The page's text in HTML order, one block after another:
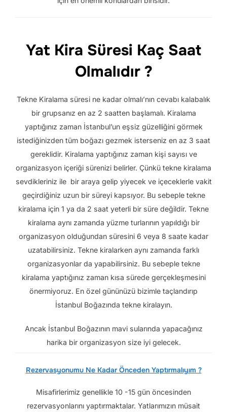
Yat Kira Süresi Kaç Saat
Olmalıdır ?
Tekne Kiralama süresi ne kadar olmalı’nın cevabı kalabalık
bir grupsanız en az 2 saatten başlamalı. Kiralama
yaptığınız zaman İstanbul’un eşsiz güzelliğini görmek
istediğinizden tüm boğazı gezmek isterseniz en az 3 saat
gereklidir. Kiralama yaptığınız zaman kişi sayısı ve
organizasyon içeriği sürenizi belirler. Çünkü tekne kiralama
sevdikleriniz ile bir araya gelip yiyecek ve içeceklerle vakit
geçirdiğiniz uzun bir süreyi kapsıyor. Bu sebeple tekne
kiralama için 1 ya da 2 saat yeterli bir süre değildir. Tekne
kiralama aynı zamanda yüzme turlarının yapıldığı bir
organizasyon olduğundan süresini 6 veya 8 saate kadar
uzatabilirsiniz. Tekne kiralarken aynı zamanda farklı
organizasyonlar da yapabilirsiniz. Bu sebeple tekne
kiralama yaptığınız zaman kısa sürede gerçekleşmesini
önermiyoruz. En özel gününüzü bizimle taçlandırıp
İstanbul Boğazında tekne kiralayın.
Ancak İstanbul Boğazının mavi sularında yapacağınız
harika bir organizasyon size iyi gelecek.
Rezervasyonumu Ne Kadar Önceden Yaptırmalıyım ?
Misafirlerimiz genellikle 10 -15 gün öncesinden
rezervasyonlarını yaptırmaktalar. Yatlarımızın müsait